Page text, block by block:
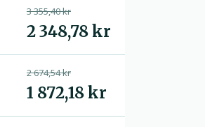
3 355,40 kr
2 348,78 kr
2 674,54 kr
1 872,18 kr